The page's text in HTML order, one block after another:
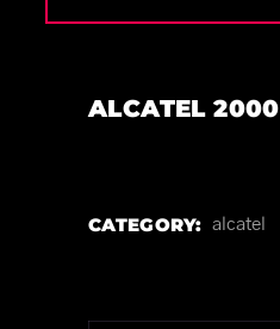
ALCATEL 2000
CATEGORY: alcatel